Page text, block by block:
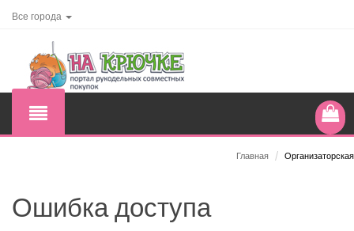
Все города
Главная / Организаторская
Ошибка доступа